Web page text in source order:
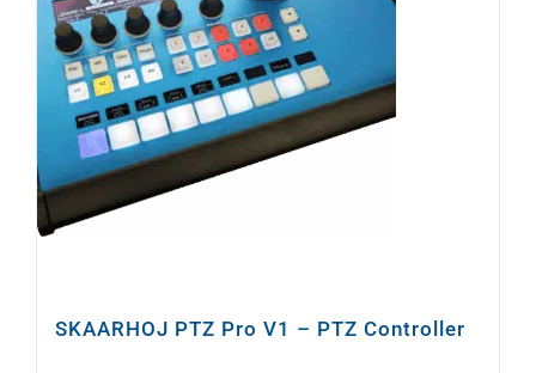
SKAARHOJ PTZ Pro V1 – PTZ Controller